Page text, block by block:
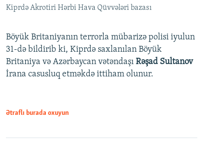
Kiprdə Akrotiri Hərbi Hava Qüvvələri bazası
Böyük Britaniyanın terrorla mübarizə polisi iyulun
31-də bildirib ki, Kiprdə saxlanılan Böyük
Britaniya və Azərbaycan vətəndaşı Rəşad Sultanov
İrana casusluq etməkdə ittiham olunur.
Ətraflı burada oxuyun